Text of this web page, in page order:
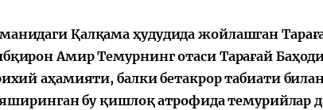
“Ўзбекистон – 2030”
стратегияси
Қалқама ҳудудида жойлашган
Амир Темурнинг отаси Тарағай
аҳамияти, балки бетакрор табиати
яширинган бу қишлоқ атрофида темурийлар